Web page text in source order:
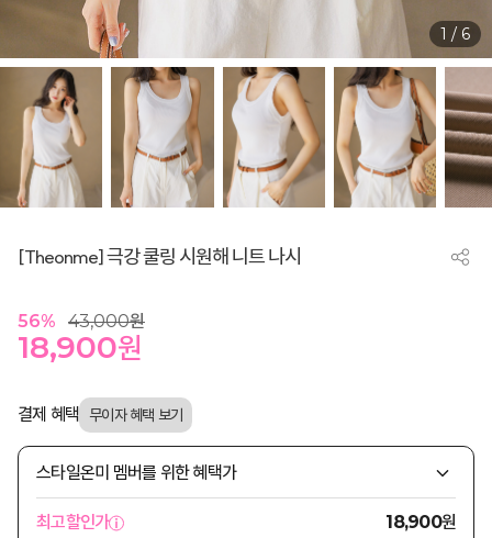
1 / 6
[Theonme] 극강 쿨링 시원해 니트 나시
56% 43,000원
18,900원
결제 혜택
스타일온미 멤버를 위한 혜택가
최고할인가 18,900원